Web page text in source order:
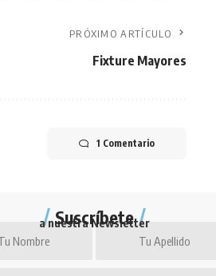
PRÓXIMO ARTÍCULO
Fixture Mayores
1 Comentario
Suscríbete
a nuestra Newsletter